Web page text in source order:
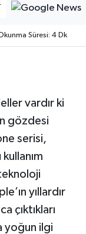
Süresi: 4 Dk
vardır ki
gözdesi
serisi,
yıllardır
çıktıkları
yoğun ilgi